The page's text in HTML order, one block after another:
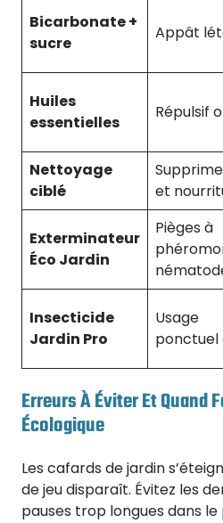
Bicarbonate +
sucre
Appât
Huiles
essentielles
Répulsif
Nettoyage
ciblé
et
Exterminateur
Éco Jardin
Pièges à
Insecticide
Jardin Pro
Usage
ponctuel
Erreurs À Éviter Et Quand
Écologique
Les cafards de jardin
de jeu disparaît. Évitez les
pauses trop longues dans